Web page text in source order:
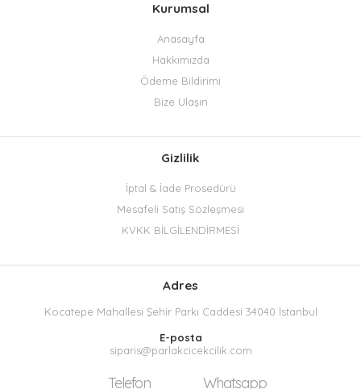
Kurumsal
Anasayfa
Hakkımızda
Ödeme Bildirimi
Bize Ulaşın
Gizlilik
İptal & İade Prosedürü
Mesafeli Satış Sözleşmesi
KVKK BİLGİLENDİRMESİ
Adres
Kocatepe Mahallesi Şehir Parkı Caddesi 34040 İstanbul
E-posta
siparis@parlakcicekcilik.com
Telefon
Whatsapp